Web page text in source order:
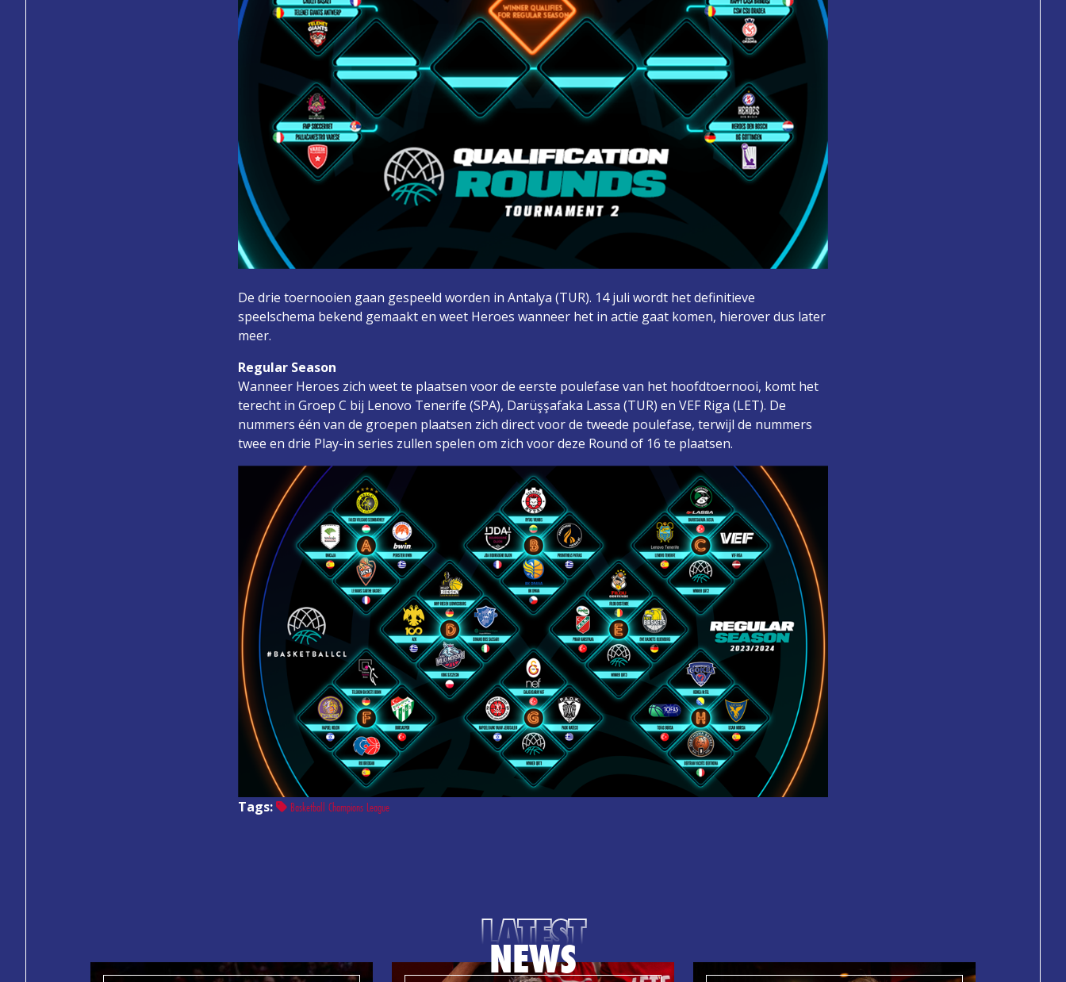
De drie toernooien gaan gespeeld worden in Antalya (TUR). 14 juli wordt het definitieve
speelschema bekend gemaakt en weet Heroes wanneer het in actie gaat komen, hierover dus later
meer.
Regular Season
Wanneer Heroes zich weet te plaatsen voor de eerste poulefase van het hoofdtoernooi, komt het
terecht in Groep C bij Lenovo Tenerife (SPA), Darüşşafaka Lassa (TUR) en VEF Riga (LET). De
nummers één van de groepen plaatsen zich direct voor de tweede poulefase, terwijl de nummers
twee en drie Play-in series zullen spelen om zich voor deze Round of 16 te plaatsen.
Tags: Basketball Champions League
LATEST
NEWS